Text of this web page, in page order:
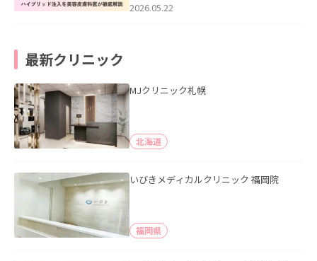
た。
2026.05.22
最新クリニック
MJクリニック札幌
北海道
いびきメディカルクリニック 福岡院
福岡県